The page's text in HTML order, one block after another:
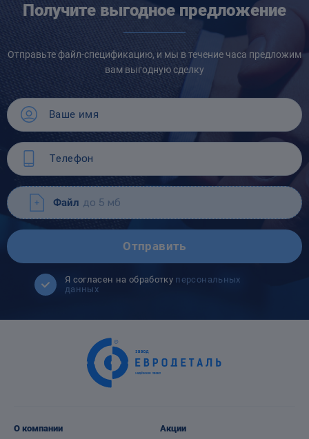
Получите выгодное предложение
Отправьте файл-спецификацию, и мы в течение часа предложим
вам выгодную сделку
Файл до 5 мб
Отправить
Я согласен на обработку персональных
данных
О компании
Акции